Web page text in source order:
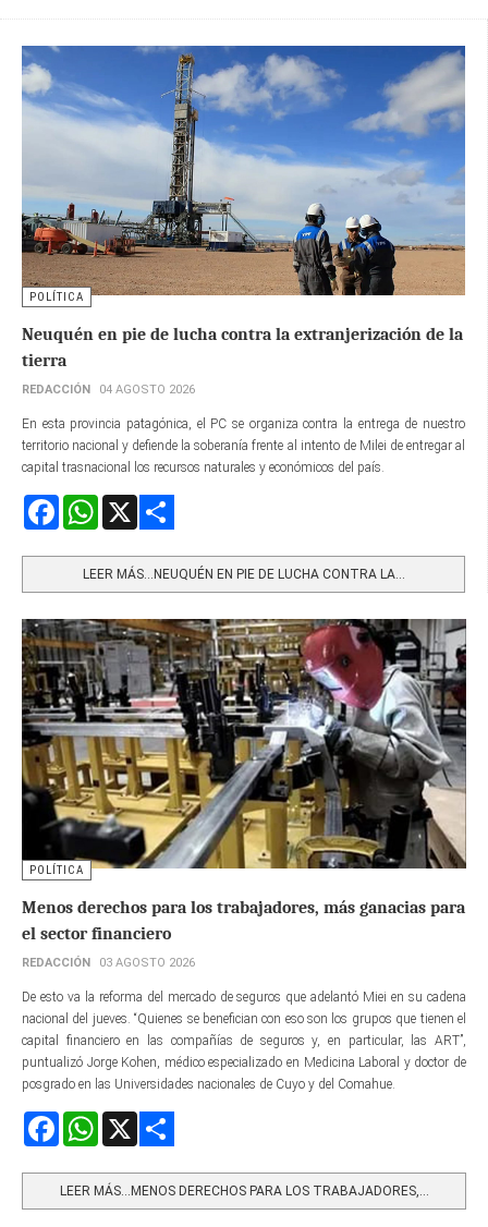
POLÍTICA
Neuquén en pie de lucha contra la extranjerización de la
tierra
REDACCIÓN 04 AGOSTO 2026
En esta provincia patagónica, el PC se organiza contra la entrega de nuestro
territorio nacional y defiende la soberanía frente al intento de Milei de entregar al
capital trasnacional los recursos naturales y económicos del país.
FacebookWhatsApp
LEER MÁS…NEUQUÉN EN PIE DE LUCHA CONTRA LA...
POLÍTICA
Menos derechos para los trabajadores, más ganacias para
el sector financiero
REDACCIÓN 03 AGOSTO 2026
De esto va la reforma del mercado de seguros que adelantó Miei en su cadena
nacional del jueves. “Quienes se benefician con eso son los grupos que tienen el
capital financiero en las compañías de seguros y, en particular, las ART”,
puntualizó Jorge Kohen, médico especializado en Medicina Laboral y doctor de
posgrado en las Universidades nacionales de Cuyo y del Comahue.
FacebookWhatsApp
LEER MÁS…MENOS DERECHOS PARA LOS TRABAJADORES,...